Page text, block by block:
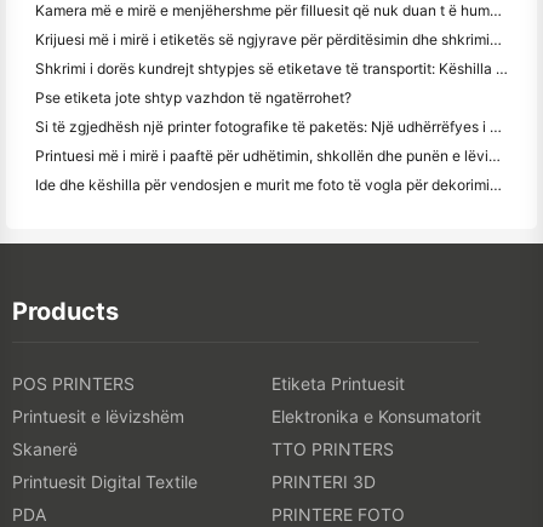
Kamera më e mirë e menjëhershme për filluesit që nuk duan t ë humbin letër
Krijuesi më i mirë i etiketës së ngjyrave për përditësimin dhe shkrimin: Shto më shumë ngjyrë në çdo faqe
Shkrimi i dorës kundrejt shtypjes së etiketave të transportit: Këshilla për bizneset e vogla në vitin 2026
Pse etiketa jote shtyp vazhdon të ngatërrohet?
Si të zgjedhësh një printer fotografike të paketës: Një udhërrëfyes i plotë për përdoruesit e gazetave, udhëtimit dhe iPhone
Printuesi më i mirë i paaftë për udhëtimin, shkollën dhe punën e lëvizshme: Hanin MT620 Pro Review
Ide dhe këshilla për vendosjen e murit me foto të vogla për dekorimin e dhomës së gjumit dhe konviktit
Products
POS PRINTERS
Etiketa Printuesit
Printuesit e lëvizshëm
Elektronika e Konsumatorit
Skanerë
TTO PRINTERS
Printuesit Digital Textile
PRINTERI 3D
PDA
PRINTERE FOTO